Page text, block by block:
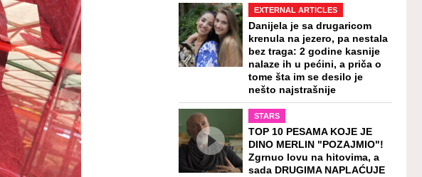
EXTERNAL ARTICLES
Danijela je sa drugaricom
krenula na jezero, pa nestala
bez traga: 2 godine kasnije
nalaze ih u pećini, a priča o
tome šta im se desilo je
nešto najstrašnije
STARS
TOP 10 PESAMA KOJE JE
DINO MERLIN "POZAJMIO"!
Zgrnuo lovu na hitovima, a
sada DRUGIMA NAPLAĆUJE